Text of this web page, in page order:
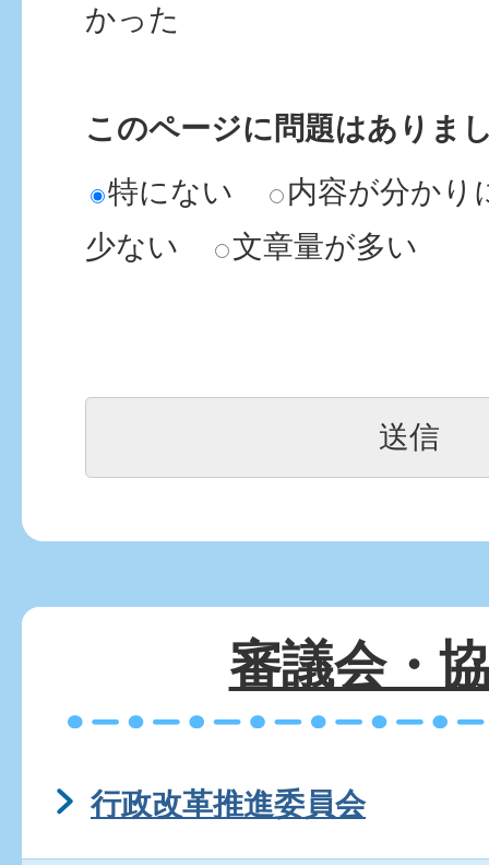
かった
このページに問題はありま
特にない
内容が分かり
少ない
文章量が多い
審議会・
行政改革推進委員会